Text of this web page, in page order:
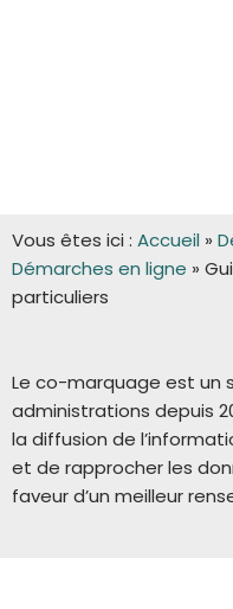
Vous êtes ici : Accueil »
Démarches en ligne »
particuliers
Le co-marquage est un
administrations depuis
la diffusion de
et de rapprocher les
faveur d’un meilleur